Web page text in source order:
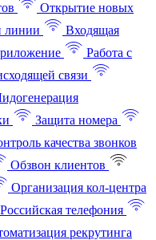
Открытие новых
линии
Входящая
Работа с
связи
Защита номера
качества звонков
Обзвон клиентов
Организация кол-центра
Российская телефония
рекрутинга